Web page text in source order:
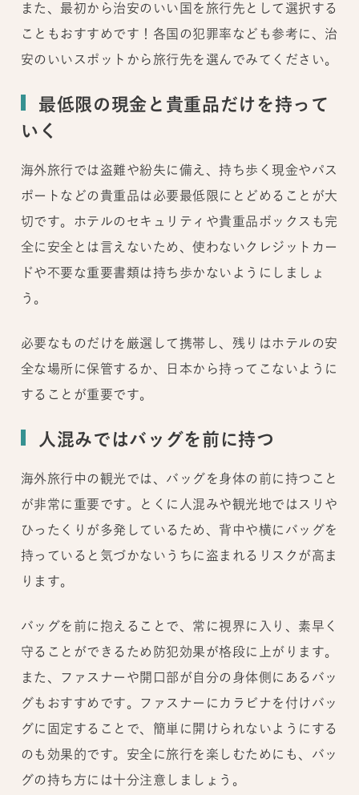
また、最初から治安のいい国を旅行先として選択する
こともおすすめです！各国の犯罪率なども参考に、治
安のいいスポットから旅行先を選んでみてください。
最低限の現金と貴重品だけを持って
いく
海外旅行では盗難や紛失に備え、持ち歩く現金やパス
ポートなどの貴重品は必要最低限にとどめることが大
切です。ホテルのセキュリティや貴重品ボックスも完
全に安全とは言えないため、使わないクレジットカー
ドや不要な重要書類は持ち歩かないようにしましょ
う。
必要なものだけを厳選して携帯し、残りはホテルの安
全な場所に保管するか、日本から持ってこないように
することが重要です。
人混みではバッグを前に持つ
海外旅行中の観光では、バッグを身体の前に持つこと
が非常に重要です。とくに人混みや観光地ではスリや
ひったくりが多発しているため、背中や横にバッグを
持っていると気づかないうちに盗まれるリスクが高ま
ります。
バッグを前に抱えることで、常に視界に入り、素早く
守ることができるため防犯効果が格段に上がります。
また、ファスナーや開口部が自分の身体側にあるバッ
グもおすすめです。ファスナーにカラビナを付けバッ
グに固定することで、簡単に開けられないようにする
のも効果的です。安全に旅行を楽しむためにも、バッ
グの持ち方には十分注意しましょう。